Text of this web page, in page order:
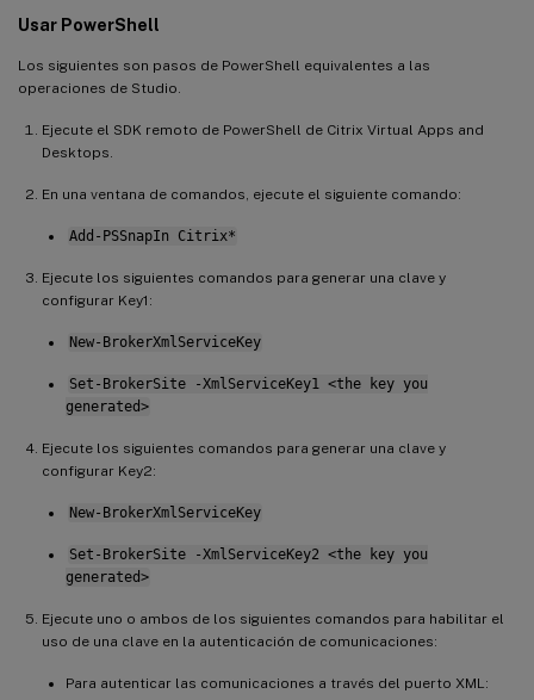
Usar PowerShell
Los siguientes son pasos de PowerShell equivalentes a las
operaciones de Studio.
Ejecute el SDK remoto de PowerShell de Citrix Virtual Apps and
Desktops.
En una ventana de comandos, ejecute el siguiente comando:
Add-PSSnapIn Citrix*
Ejecute los siguientes comandos para generar una clave y
configurar Key1:
New-BrokerXmlServiceKey
Set-BrokerSite -XmlServiceKey1 <the key you
generated>
Ejecute los siguientes comandos para generar una clave y
configurar Key2:
New-BrokerXmlServiceKey
Set-BrokerSite -XmlServiceKey2 <the key you
generated>
Ejecute uno o ambos de los siguientes comandos para habilitar el
uso de una clave en la autenticación de comunicaciones:
Para autenticar las comunicaciones a través del puerto XML: